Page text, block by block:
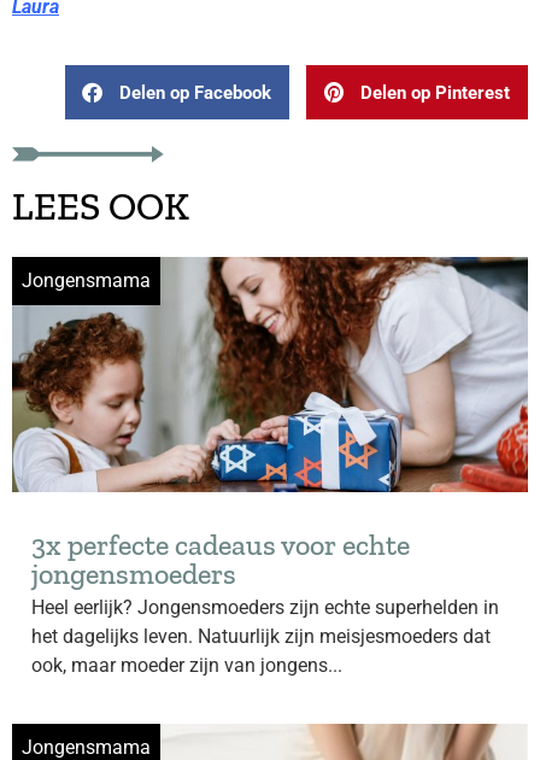
Laura
Delen op Facebook Delen op Pinterest
LEES OOK
Jongensmama
3x perfecte cadeaus voor echte
jongensmoeders
Heel eerlijk? Jongensmoeders zijn echte superhelden in
het dagelijks leven. Natuurlijk zijn meisjesmoeders dat
ook, maar moeder zijn van jongens...
Jongensmama